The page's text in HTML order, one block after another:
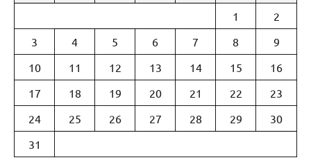
1
2
3
4 5 6 7 8
9
10
11 12 13 14 15
16
17
18 19 20 21 22
23
24
25 26 27 28 29
30
31